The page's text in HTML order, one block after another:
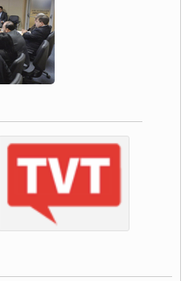
do Estado Democrático de Direito
do 3º Congresso da CNTTL
de novembro
para avaliar proposta de reajuste
em transportes está mantido,
nesta terça-feira (20)
entrocamento que liga o Mercosul ao
Branco e fazem protesto
Mulher e o Adoecimento da Classe
DE TRANSPORTE PARA A
NA PANDEMIA